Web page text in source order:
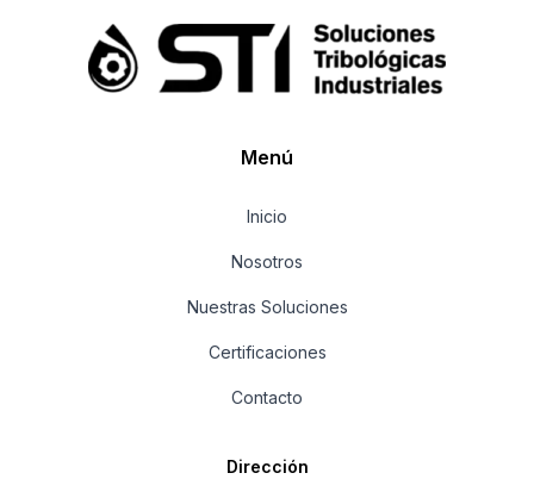
Menú
Inicio
Nosotros
Nuestras Soluciones
Certificaciones
Contacto
Dirección